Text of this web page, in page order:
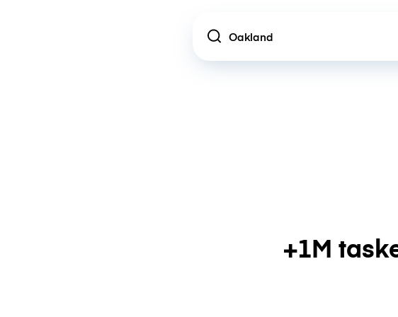
Location
+1M